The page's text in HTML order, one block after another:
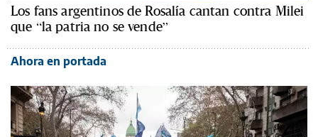
Los fans argentinos de Rosalía cantan contra Milei
que “la patria no se vende”
Ahora en portada